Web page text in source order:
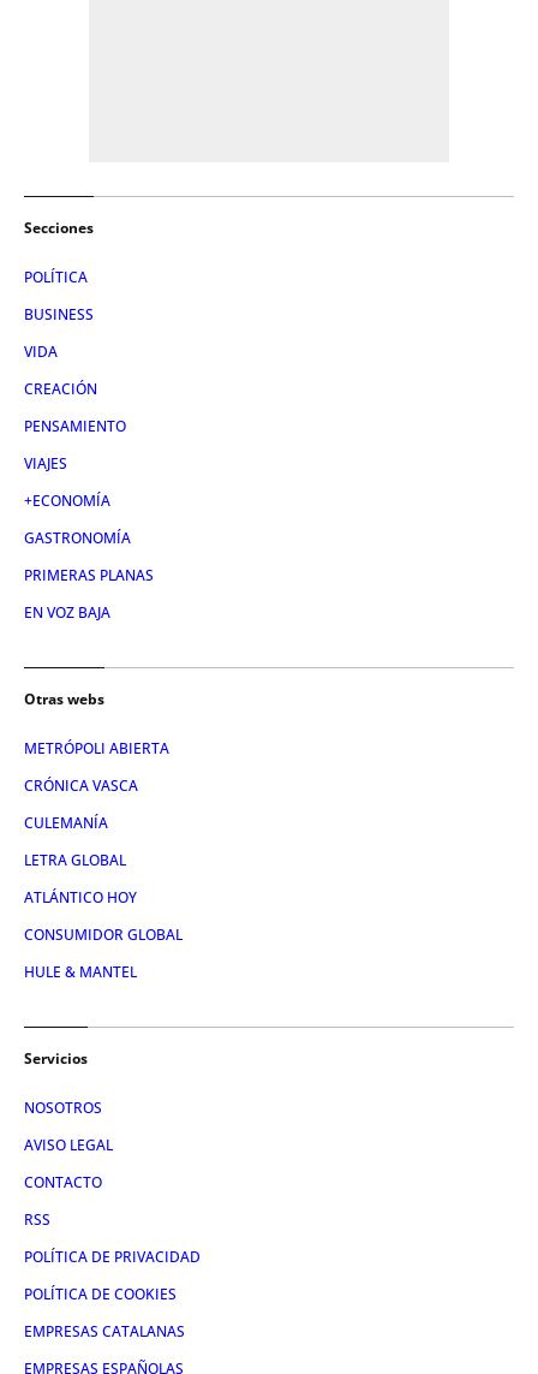
Secciones
POLÍTICA
BUSINESS
VIDA
CREACIÓN
PENSAMIENTO
VIAJES
+ECONOMÍA
GASTRONOMÍA
PRIMERAS PLANAS
EN VOZ BAJA
Otras webs
METRÓPOLI ABIERTA
CRÓNICA VASCA
CULEMANÍA
LETRA GLOBAL
ATLÁNTICO HOY
CONSUMIDOR GLOBAL
HULE & MANTEL
Servicios
NOSOTROS
AVISO LEGAL
CONTACTO
RSS
POLÍTICA DE PRIVACIDAD
POLÍTICA DE COOKIES
EMPRESAS CATALANAS
EMPRESAS ESPAÑOLAS